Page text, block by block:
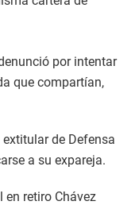
por intentar
que compartían,
de Defensa
a su expareja.
en retiro Chávez